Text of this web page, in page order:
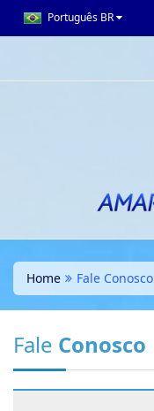
Português BR
Home Fale Conosco
Fale Conosco